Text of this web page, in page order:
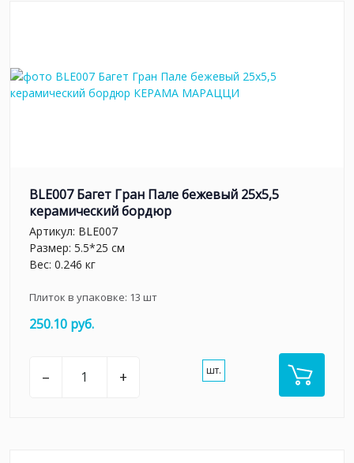
BLE007 Багет Гран Пале бежевый 25x5,5
керамический бордюр
Артикул: BLE007
Размер: 5.5*25 см
Вес: 0.246 кг
Плиток в упаковке: 13 шт
250.10 руб.
– + шт.